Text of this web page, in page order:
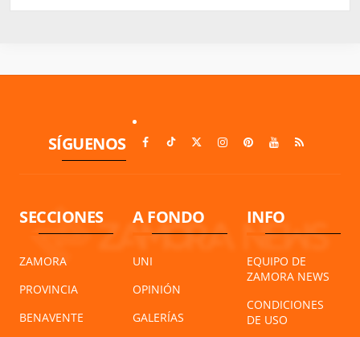
SÍGUENOS
SECCIONES
ZAMORA
PROVINCIA
BENAVENTE
A FONDO
UNI
OPINIÓN
GALERÍAS
INFO
EQUIPO DE
ZAMORA NEWS
CONDICIONES
DE USO